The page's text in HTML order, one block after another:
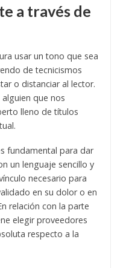
a través de
usar un tono que sea
de tecnicismos
o distanciar al lector.
que nos
lleno de títulos
fundamental para dar
un lenguaje sencillo y
necesario para
en su dolor o en
relación con la parte
elegir proveedores
respecto a la